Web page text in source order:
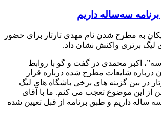
سه‌ساله داریم
به مطرح شدن نام مهدی تارتار برای حضور
لیگ برتری واکنش نشان داد.
اکبر محمدی در گفت و گو با روابط
درباره شایعات مطرح شده درباره قرار
در بین گزینه های برخی باشگاه های لیگ
از این موضوع تعجب می کنم. ما با آقای
سه ساله داریم و طبق برنامه از قبل تعیین شده